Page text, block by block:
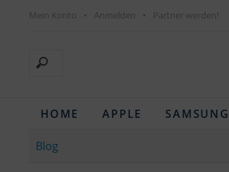
Mein Konto Anmelden Partner werden!
HOME APPLE SAMSUNG
Blog